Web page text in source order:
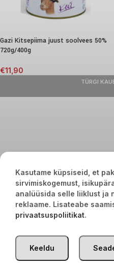
Gazi Kitsepiima juust soolvees 50%
720g/400g
€11,90
TÜRGI
Kasutame küpsiseid, et
sirvimiskogemust,
analüüsida selle liiklust ja
reklaame. Lisateabe
privaatsuspoliitikat.
Keeldu